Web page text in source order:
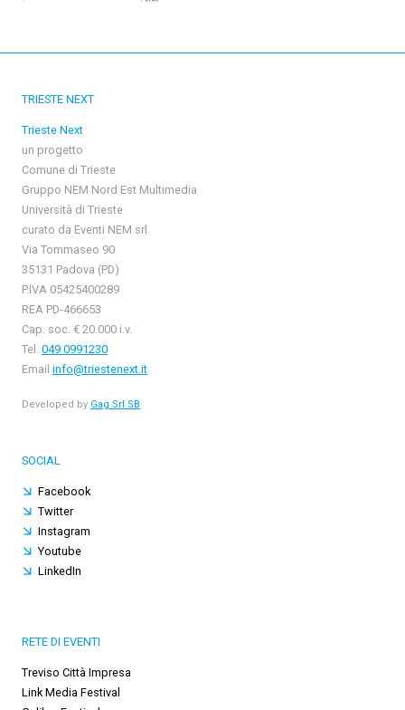
TRIESTE NEXT
Trieste Next
un progetto
Comune di Trieste
Gruppo NEM Nord Est Multimedia
Università di Trieste
curato da Eventi NEM srl
Via Tommaseo 90
35131 Padova (PD)
P.IVA 05425400289
REA PD-466653
Cap. soc. € 20.000 i.v.
Tel. 049 0991230
Email info@triestenext.it
Developed by Gag Srl SB
SOCIAL
Facebook
Twitter
Instagram
Youtube
LinkedIn
RETE DI EVENTI
Treviso Città Impresa
Link Media Festival